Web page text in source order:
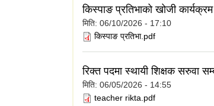
किस्पाङ प्रतिभाको खोजी
मिति: 06/10/2026 - 17:10
किस्पाङ प्रतिभा.pdf
रिक्त पदमा स्थायी शिक्षक सरुवा
मिति: 06/05/2026 - 14:55
teacher rikta.pdf